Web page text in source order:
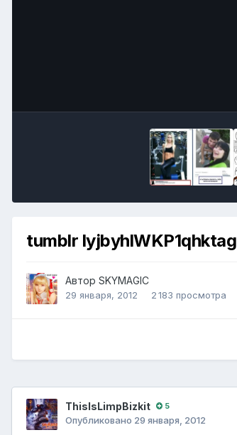
tumblr lyjbyhlWKP1qhktag
Автор SKYMAGIC
29 января, 2012 2 183 просмотра
ThisIsLimpBizkit 5
Опубликовано 29 января, 2012